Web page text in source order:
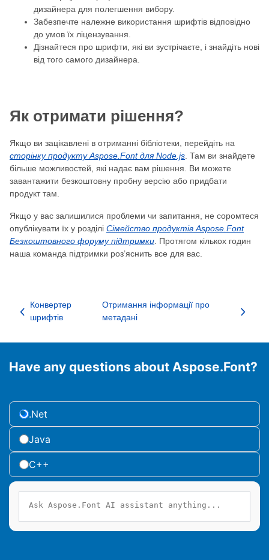
дизайнера для полегшення вибору.
Забезпечте належне використання шрифтів відповідно
до умов їх ліцензування.
Дізнайтеся про шрифти, які ви зустрічаєте, і знайдіть нові
від того самого дизайнера.
Як отримати рішення?
Якщо ви зацікавлені в отриманні бібліотеки, перейдіть на
сторінку продукту Aspose.Font для Node.js. Там ви знайдете
більше можливостей, які надає вам рішення. Ви можете
завантажити безкоштовну пробну версію або придбати
продукт там.
Якщо у вас залишилися проблеми чи запитання, не соромтеся
опублікувати їх у розділі Сімейство продуктів Aspose.Font
Безкоштовного форуму підтримки. Протягом кількох годин
наша команда підтримки роз’яснить все для вас.
Конвертер
шрифтів
Отримання інформації про
метадані
Have any questions about Aspose.Font?
.Net
Java
C++